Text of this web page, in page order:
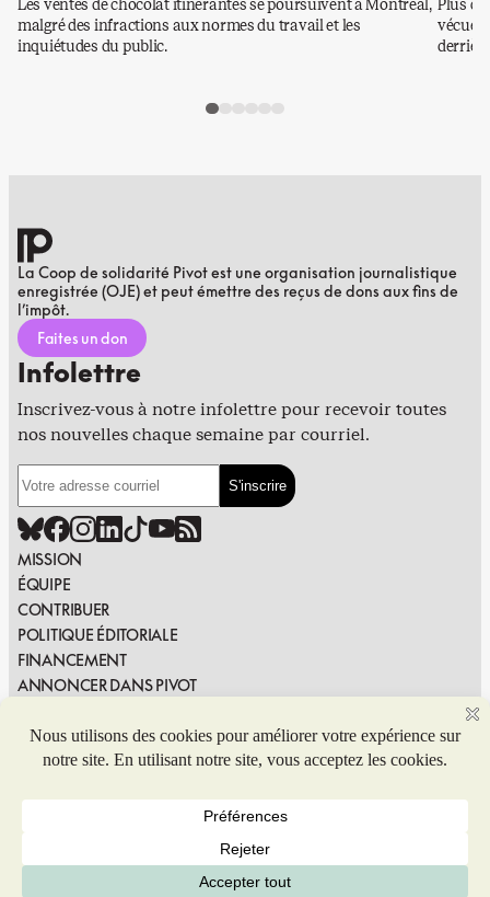
Les ventes de chocolat itinérantes se poursuivent à Montréal,
malgré des infractions aux normes du travail et les
inquiétudes du public.
Plus
vécues
La Coop de solidarité Pivot est une organisation journalistique
enregistrée (OJE) et peut émettre des reçus de dons aux fins de
l’impôt.
Faites un don
Infolettre
Inscrivez-vous à notre infolettre pour recevoir toutes
nos nouvelles chaque semaine par courriel.
MISSION
ÉQUIPE
CONTRIBUER
POLITIQUE ÉDITORIALE
FINANCEMENT
ANNONCER DANS PIVOT
SIGNALER UNE ERREUR
NOUS JOINDRE
© 2026 Coop de solidarité Pivot. Tous droits réservés.